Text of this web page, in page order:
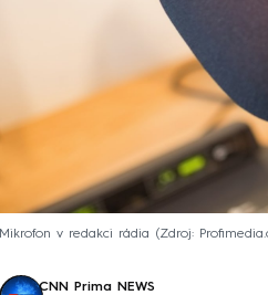
Mikrofon v redakci rádia Zdroj:
CNN Prima NEWS